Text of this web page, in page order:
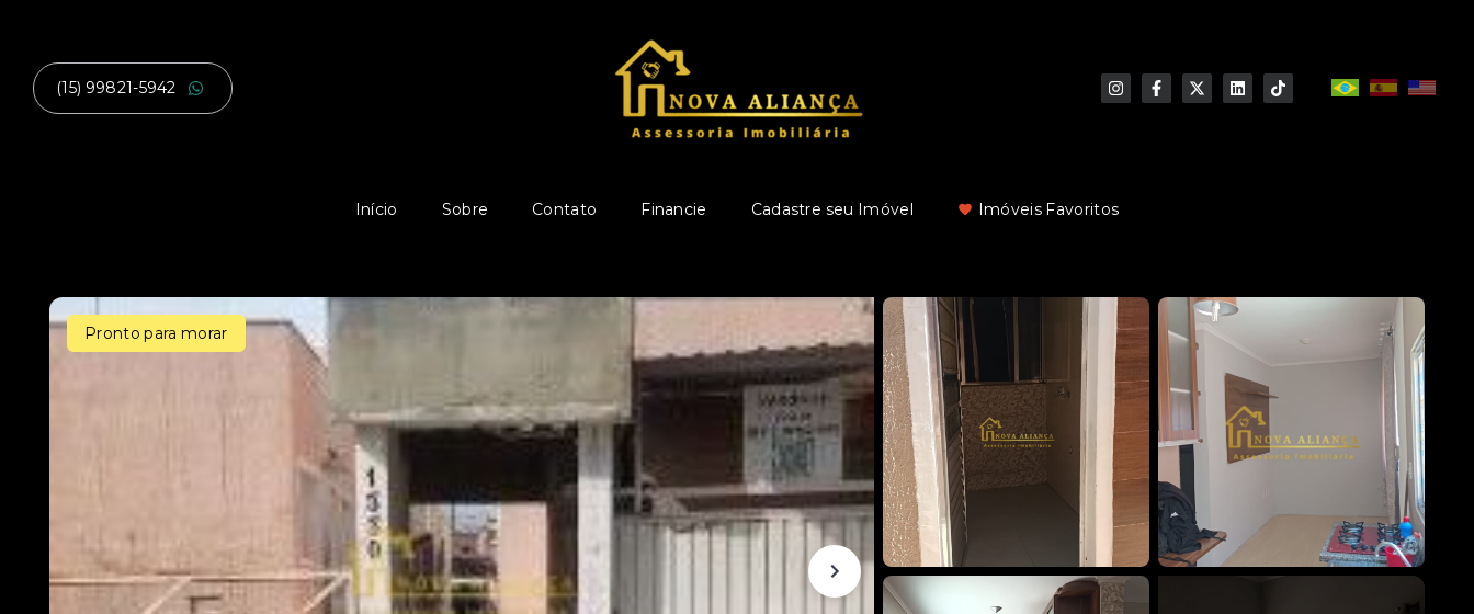
(15) 99821-5942
Início Sobre Contato Financie Cadastre seu Imóvel Imóveis Favoritos
Pronto para morar